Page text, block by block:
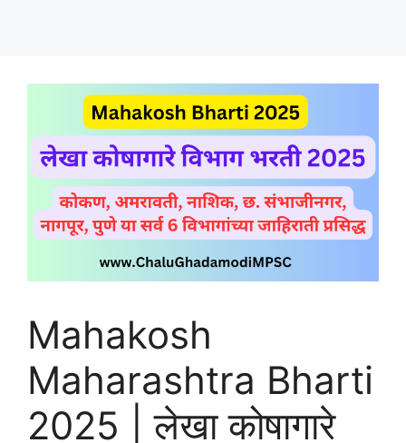
Mahakosh
Maharashtra Bharti
2025 | लेखा कोषागारे